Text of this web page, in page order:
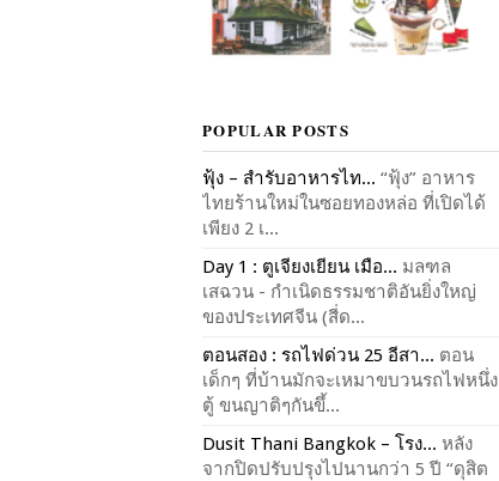
POPULAR POSTS
ฟุ้ง – สำรับอาหารไท... “ฟุ้ง” อาหาร
ไทยร้านใหม่ในซอยทองหล่อ ที่เปิดได้
เพียง 2 เ...
Day 1 : ตูเจียงเยียน เมือ... มลฑล
เสฉวน - กำเนิดธรรมชาติอันยิ่งใหญ่
ของประเทศจีน (สี่ด...
ตอนสอง : รถไฟด่วน 25 อีสา... ตอน
เด็กๆ ที่บ้านมักจะเหมาขบวนรถไฟหนึ่ง
ตู้ ขนญาติๆกันขึ้...
Dusit Thani Bangkok – โรง... หลัง
จากปิดปรับปรุงไปนานกว่า 5 ปี “ดุสิต